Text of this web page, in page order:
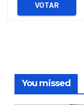
VOTAR
You missed